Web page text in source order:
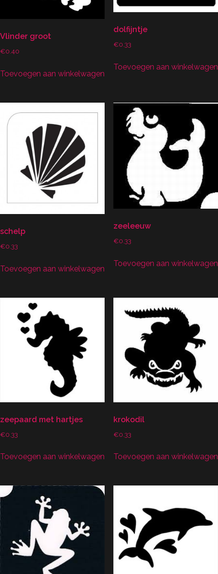
Vlinder groot
€0.40
Toevoegen aan winkelwagen
dolfijntje
€0.33
Toevoegen aan winkelwagen
schelp
€0.33
Toevoegen aan winkelwagen
zeeleeuw
€0.33
Toevoegen aan winkelwagen
zeepaard met hartjes
€0.33
Toevoegen aan winkelwagen
krokodil
€0.33
Toevoegen aan winkelwagen